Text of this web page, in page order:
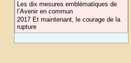
Les dix mesures emblématiques de
l’Avenir en commun
2017 Et maintenant, le courage de la
rupture